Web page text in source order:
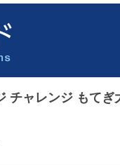
チャレンジ もてぎ